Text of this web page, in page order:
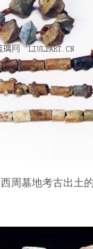
西周墓地考古出土